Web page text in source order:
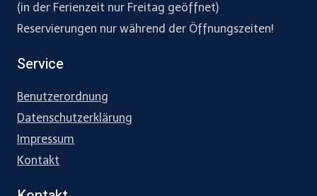
(in der Ferienzeit nur Freitag geöffnet)
Reservierungen nur während der Öffnungszeiten!
Service
Benutzerordnung
Datenschutzerklärung
Impressum
Kontakt